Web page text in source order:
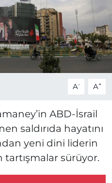
A- A+
ABD-İsrail
saldırıda hayatını
yeni dini liderin
sürüyor.